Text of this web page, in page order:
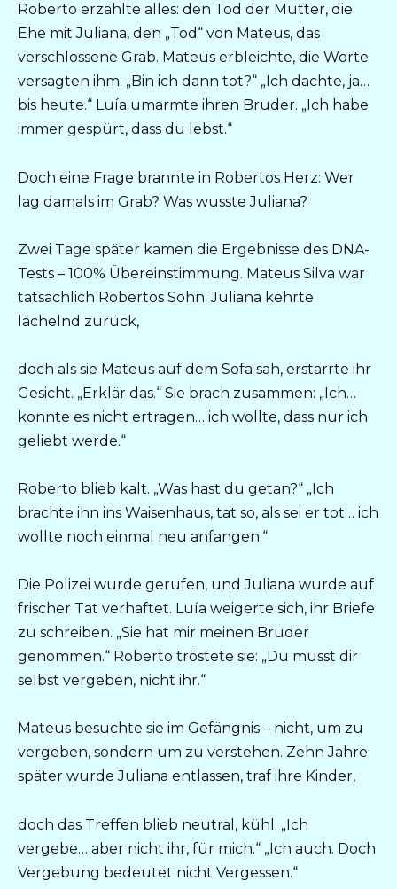
Roberto erzählte alles: den Tod der Mutter, die
Ehe mit Juliana, den „Tod“ von Mateus, das
verschlossene Grab. Mateus erbleichte, die Worte
versagten ihm: „Bin ich dann tot?“ „Ich dachte, ja…
bis heute.“ Luía umarmte ihren Bruder. „Ich habe
immer gespürt, dass du lebst.“
Doch eine Frage brannte in Robertos Herz: Wer
lag damals im Grab? Was wusste Juliana?
Zwei Tage später kamen die Ergebnisse des DNA-
Tests – 100% Übereinstimmung. Mateus Silva war
tatsächlich Robertos Sohn. Juliana kehrte
lächelnd zurück,
doch als sie Mateus auf dem Sofa sah, erstarrte ihr
Gesicht. „Erklär das.“ Sie brach zusammen: „Ich…
konnte es nicht ertragen… ich wollte, dass nur ich
geliebt werde.“
Roberto blieb kalt. „Was hast du getan?“ „Ich
brachte ihn ins Waisenhaus, tat so, als sei er tot… ich
wollte noch einmal neu anfangen.“
Die Polizei wurde gerufen, und Juliana wurde auf
frischer Tat verhaftet. Luía weigerte sich, ihr Briefe
zu schreiben. „Sie hat mir meinen Bruder
genommen.“ Roberto tröstete sie: „Du musst dir
selbst vergeben, nicht ihr.“
Mateus besuchte sie im Gefängnis – nicht, um zu
vergeben, sondern um zu verstehen. Zehn Jahre
später wurde Juliana entlassen, traf ihre Kinder,
doch das Treffen blieb neutral, kühl. „Ich
vergebe… aber nicht ihr, für mich.“ „Ich auch. Doch
Vergebung bedeutet nicht Vergessen.“